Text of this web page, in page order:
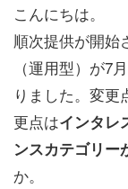
こんにちは。
順次提供が開始
（運用型）が7
りました。変
更点はインタレ
ンスカテゴリー
か。